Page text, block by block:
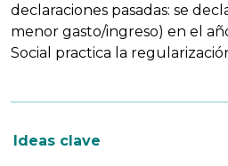
declaraciones pasadas: se
menor gasto/ingreso) en el
Social practica la
Ideas clave